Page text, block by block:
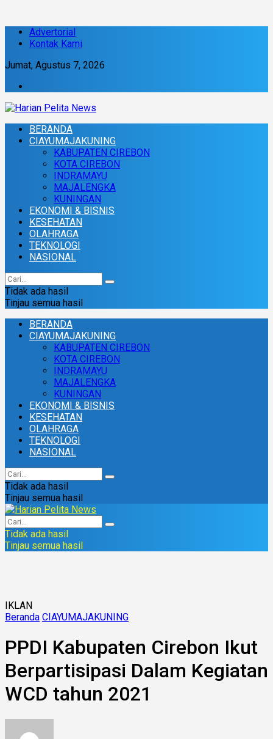
Advertorial
Kontak Kami
Jumat, Agustus 7, 2026
BERANDA
CIAYUMAJAKUNING
KABUPATEN CIREBON
KOTA CIREBON
INDRAMAYU
MAJALENGKA
KUNINGAN
EKONOMI & BISNIS
KESEHATAN
OLAHRAGA
TEKNOLOGI
NASIONAL
Tidak ada hasil
Tinjau semua hasil
BERANDA
CIAYUMAJAKUNING
KABUPATEN CIREBON
KOTA CIREBON
INDRAMAYU
MAJALENGKA
KUNINGAN
EKONOMI & BISNIS
KESEHATAN
OLAHRAGA
TEKNOLOGI
NASIONAL
Tidak ada hasil
Tinjau semua hasil
Tidak ada hasil
Tinjau semua hasil
IKLAN
Beranda CIAYUMAJAKUNING
PPDI Kabupaten Cirebon Ikut
Berpartisipasi Dalam Kegiatan
WCD tahun 2021